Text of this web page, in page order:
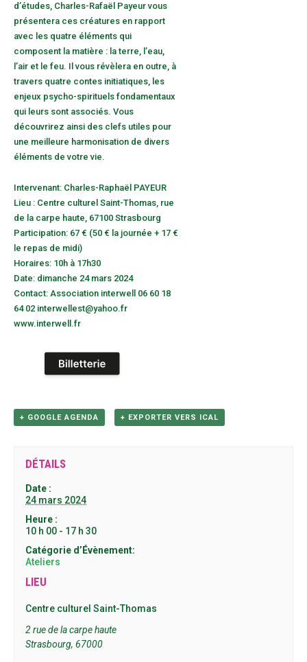
d’études, Charles-Rafaël Payeur vous
présentera ces créatures en rapport
avec les quatre éléments qui
composent la matière : la terre, l’eau,
l’air et le feu. Il vous révèlera en outre, à
travers quatre contes initiatiques, les
enjeux psycho-spirituels fondamentaux
qui leurs sont associés. Vous
découvrirez ainsi des clefs utiles pour
une meilleure harmonisation de divers
éléments de votre vie.
Intervenant: Charles-Raphaël PAYEUR
Lieu : Centre culturel Saint-Thomas, rue
de la carpe haute, 67100 Strasbourg
Participation: 67 € (50 € la journée + 17 €
le repas de midi)
Horaires: 10h à 17h30
Date: dimanche 24 mars 2024
Contact: Association interwell 06 60 18
64 02 interwellest@yahoo.fr
www.interwell.fr
+ GOOGLE AGENDA + EXPORTER VERS ICAL
DÉTAILS
Date :
24 mars 2024
Heure :
10 h 00 - 17 h 30
Catégorie d’Évènement:
Ateliers
LIEU
Centre culturel Saint-Thomas
2 rue de la carpe haute
Strasbourg, 67000